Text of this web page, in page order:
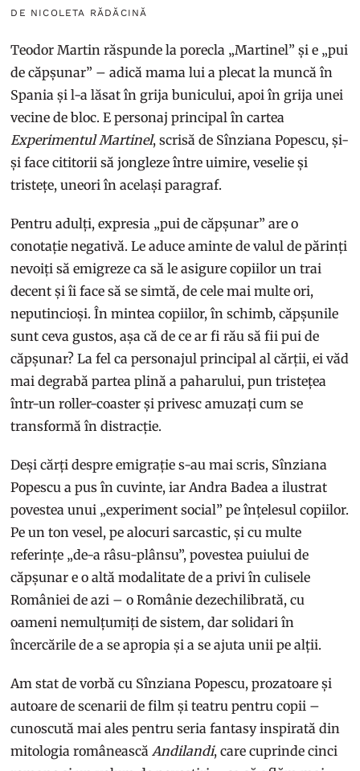
DE NICOLETA RĂDĂCINĂ
Teodor Martin răspunde la porecla „Martinel” și e „pui
de căpșunar” – adică mama lui a plecat la muncă în
Spania și l-a lăsat în grija bunicului, apoi în grija unei
vecine de bloc. E personaj principal în cartea
Experimentul Martinel, scrisă de Sînziana Popescu, și-
și face cititorii să jongleze între uimire, veselie și
tristețe, uneori în același paragraf.
Pentru adulți, expresia „pui de căpșunar” are o
conotație negativă. Le aduce aminte de valul de părinți
nevoiți să emigreze ca să le asigure copiilor un trai
decent și îi face să se simtă, de cele mai multe ori,
neputincioși. În mintea copiilor, în schimb, căpșunile
sunt ceva gustos, așa că de ce ar fi rău să fii pui de
căpșunar? La fel ca personajul principal al cărții, ei văd
mai degrabă partea plină a paharului, pun tristețea
într-un roller-coaster și privesc amuzați cum se
transformă în distracție.
Deși cărți despre emigrație s-au mai scris, Sînziana
Popescu a pus în cuvinte, iar Andra Badea a ilustrat
povestea unui „experiment social” pe înțelesul copiilor.
Pe un ton vesel, pe alocuri sarcastic, și cu multe
referințe „de-a râsu-plânsu”, povestea puiului de
căpșunar e o altă modalitate de a privi în culisele
României de azi – o Românie dezechilibrată, cu
oameni nemulțumiți de sistem, dar solidari în
încercările de a se apropia și a se ajuta unii pe alții.
Am stat de vorbă cu Sînziana Popescu, prozatoare și
autoare de scenarii de film și teatru pentru copii –
cunoscută mai ales pentru seria fantasy inspirată din
mitologia românească Andilandi, care cuprinde cinci